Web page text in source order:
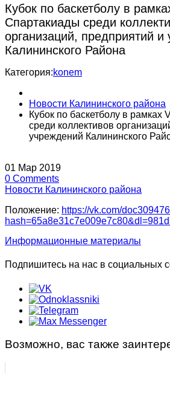
Кубок по баскетболу в
Спартакиады среди
организаций, предприятий и
Калининского Района
Категория:konem
Новости Калининского района
Кубок по баскетболу в рамках
среди коллективов
учреждений Калининского
01 Мар 2019
0 Comments
Новости Калининского района
Положение: https://vk.com/
Информационные материалы
Подпишитесь на нас в социальных
Возможно, вас также